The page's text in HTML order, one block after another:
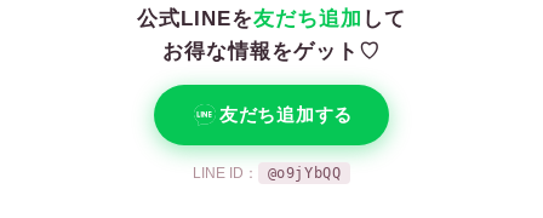
公式LINEを友だち追加 して
お得な情報をゲット♡
友だち追加する
LINE ID： @o9jYbQQ